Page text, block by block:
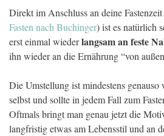
Direkt im Anschluss an deine
Fasten nach Buchinger) ist es natürlich
erst einmal wiederlangsam an feste
ihn wieder an die Ernährung “von
Die Umstellung ist mindestens
selbst und sollte in jedem Fall zum
Oftmals bringt man genau jetzt die
langfristig etwas am Lebensstil und an